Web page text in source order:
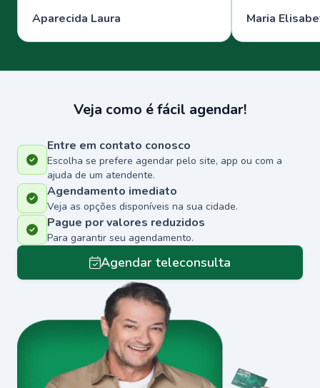
Aparecida Laura Maria
Veja como é fácil agendar!
Entre em contato conosco
Escolha se prefere agendar pelo site, app ou com a
ajuda de um atendente.
Agendamento imediato
Veja as opções disponíveis na sua cidade.
Pague por valores reduzidos
Para garantir seu agendamento.
Agendar teleconsulta